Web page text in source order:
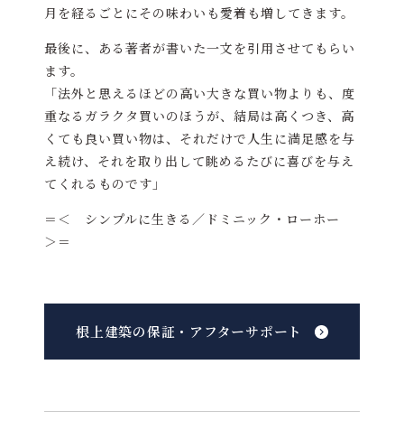
月を経るごとにその味わいも愛着も増してきます。
最後に、ある著者が書いた一文を引用させてもらい
ます。
「法外と思えるほどの高い大きな買い物よりも、度
重なるガラクタ買いのほうが、結局は高くつき、高
くても良い買い物は、それだけで人生に満足感を与
え続け、それを取り出して眺めるたびに喜びを与え
てくれるものです」
＝＜ シンプルに生きる／ドミニック・ローホー
＞＝
根上建築の保証・アフターサポート